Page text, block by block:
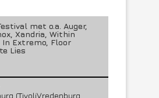
met o.a. Auger,
Xandria, Within
Extremo, Floor
Lies
(TivoliVredenburg